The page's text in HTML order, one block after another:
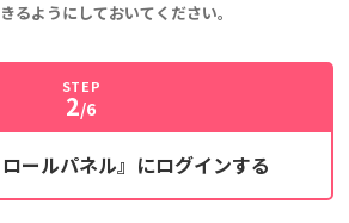
るようにしておいてください。
STEP
2/6
ロールパネル』にログインする